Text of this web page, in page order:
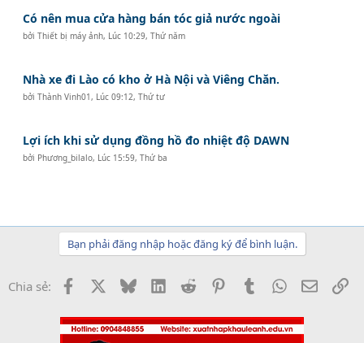
Có nên mua cửa hàng bán tóc giả nước ngoài
bởiThiết bị máy ảnh, Lúc 10:29, Thứ năm
Nhà xe đi Lào có kho ở Hà Nội và Viêng Chăn.
bởiThành Vinh01 , Lúc 09:12, Thứ tư
Lợi ích khi sử dụng đồng hồ đo nhiệt độ DAWN
bởi Phương_bilalo, Lúc 15:59, Thứ ba
Bạn phải đăng nhập hoặc đăng ký để bình luận.
Chia sẻ: Facebook BlueskyLinkedInReddit PinterestTumblrWhatsApp
Email